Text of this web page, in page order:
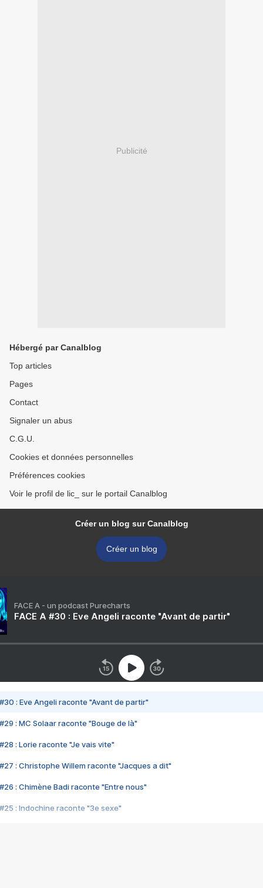
Publicité
Hébergé par Canalblog
Top articles
Pages
Contact
Signaler un abus
C.G.U.
Cookies et données personnelles
Préférences cookies
Voir le profil de lic_ sur le portail Canalblog
Créer un blog sur Canalblog
Créer un blog
FACE A - un podcast Purecharts
FACE A #30 : Eve Angeli raconte "Avant de partir"
#30 : Eve Angeli raconte "Avant de partir"
#29 : MC Solaar raconte "Bouge de là"
#28 : Lorie raconte "Je vais vite"
#27 : Christophe Willem raconte "Jacques a dit"
#26 : Chimène Badi raconte "Entre nous"
#25 : Indochine raconte "3e sexe"